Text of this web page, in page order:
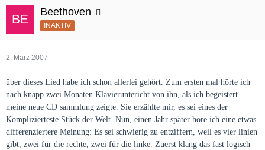
Beethoven
INAKTIV
2. März 2007
über dieses Lied habe ich schon allerlei gehört. Zum ersten mal hörte ich
nach knapp zwei Monaten Klavieruntericht von ihn, als ich begeistert
meine neue CD sammlung zeigte. Sie erzählte mir, es sei eines der
Komplizierteste Stück der Welt. Nun, einen Jahr später höre ich eine etwas
differenziertere Meinung: Es sei schwierig zu entziffern, weil es vier linien
gibt, zwei für die rechte, zwei für die linke. Zuerst klang das fast logisch